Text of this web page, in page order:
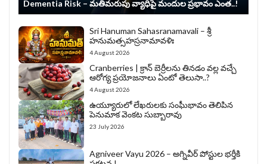
Dementia Risk – మతిమరుపు వ్యాధిపై మందుల ప్రభావం ఎంత..!
Sri Hanuman Sahasranamavali – శ్రీ
హనుమత్సహస్రనామావళిః
4 August 2026
Cranberries | క్రాన్ బెర్రీల‌ను తిన‌డం వ‌ల్ల వచ్చే
ఆరోగ్య ప్రయోజనాలు ఏంటో తెలుసా..?
4 August 2026
ఉయ్యూరులో లేఖరులకు సంఘీభావం తెలిపిన
పెనుమాక వెంకట సుబ్బారావు
23 July 2026
Agniveer Vayu 2026 – అగ్నివీర్‌ పోస్టుల భర్తీకి